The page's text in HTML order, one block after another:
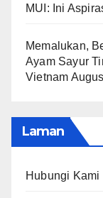
MUI: Ini
Memalukan,
Ayam Sayur
Vietnam
Laman
Hubungi Kami